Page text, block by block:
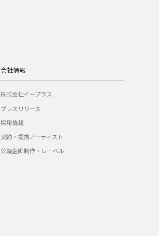
会社情報
株式会社イープラス
プレスリリース
採用情報
契約・提携アーティスト
公演企画制作・レーベル